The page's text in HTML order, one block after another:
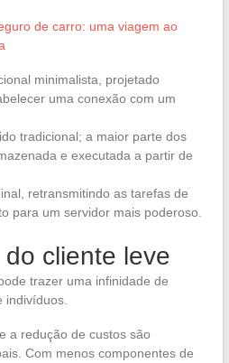
de carro: uma viagem ao
minimalista, projetado
uma conexão com um
tradicional; a maior parte dos
e executada a partir de
retransmitindo as tarefas de
para um servidor mais poderoso.
cliente leve
trazer uma infinidade de
indivíduos.
a redução de custos são
Com menos componentes de